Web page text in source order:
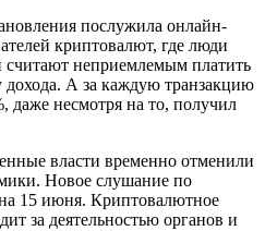
послужила онлайн-
криптовалют, где люди
неприемлемым платить
дохода. А за каждую транзакцию
даже несмотря на то, получил
власти временно отменили
Новое слушание по
15 июня. Криптовалютное
за деятельностью органов и